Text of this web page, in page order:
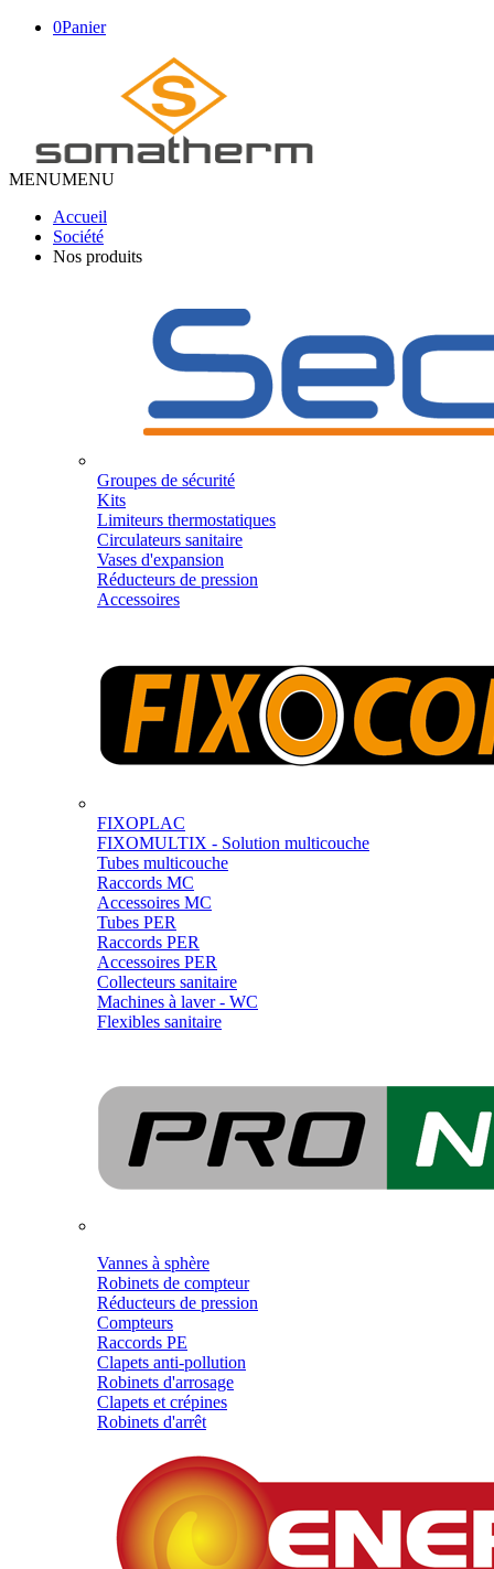
0Panier
MENUMENU
Accueil
Société
Nos produits
Groupes de sécurité
Kits
Limiteurs thermostatiques
Circulateurs sanitaire
Vases d'expansion
Réducteurs de pression
Accessoires
FIXOPLAC
FIXOMULTIX - Solution multicouche
Tubes multicouche
Raccords MC
Accessoires MC
Tubes PER
Raccords PER
Accessoires PER
Collecteurs sanitaire
Machines à laver - WC
Flexibles sanitaire
Vannes à sphère
Robinets de compteur
Réducteurs de pression
Compteurs
Raccords PE
Clapets anti-pollution
Robinets d'arrosage
Clapets et crépines
Robinets d'arrêt